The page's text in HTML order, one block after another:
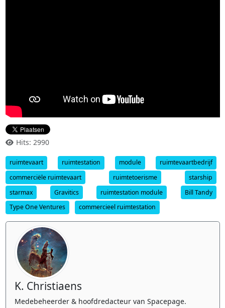
Hits: 2990
ruimtevaart ruimtestation module
ruimtevaartbedrijf
commerciële ruimtevaart
ruimtetoerisme
starship
starmax
Gravitics ruimtestation module
Bill Tandy
Type One Ventures
commercieel ruimtestation
K. Christiaens
Medebeheerder & hoofdredacteur van Spacepage.